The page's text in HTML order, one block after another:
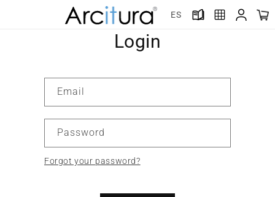
ES
Login
Email
Password
Forgot your password?